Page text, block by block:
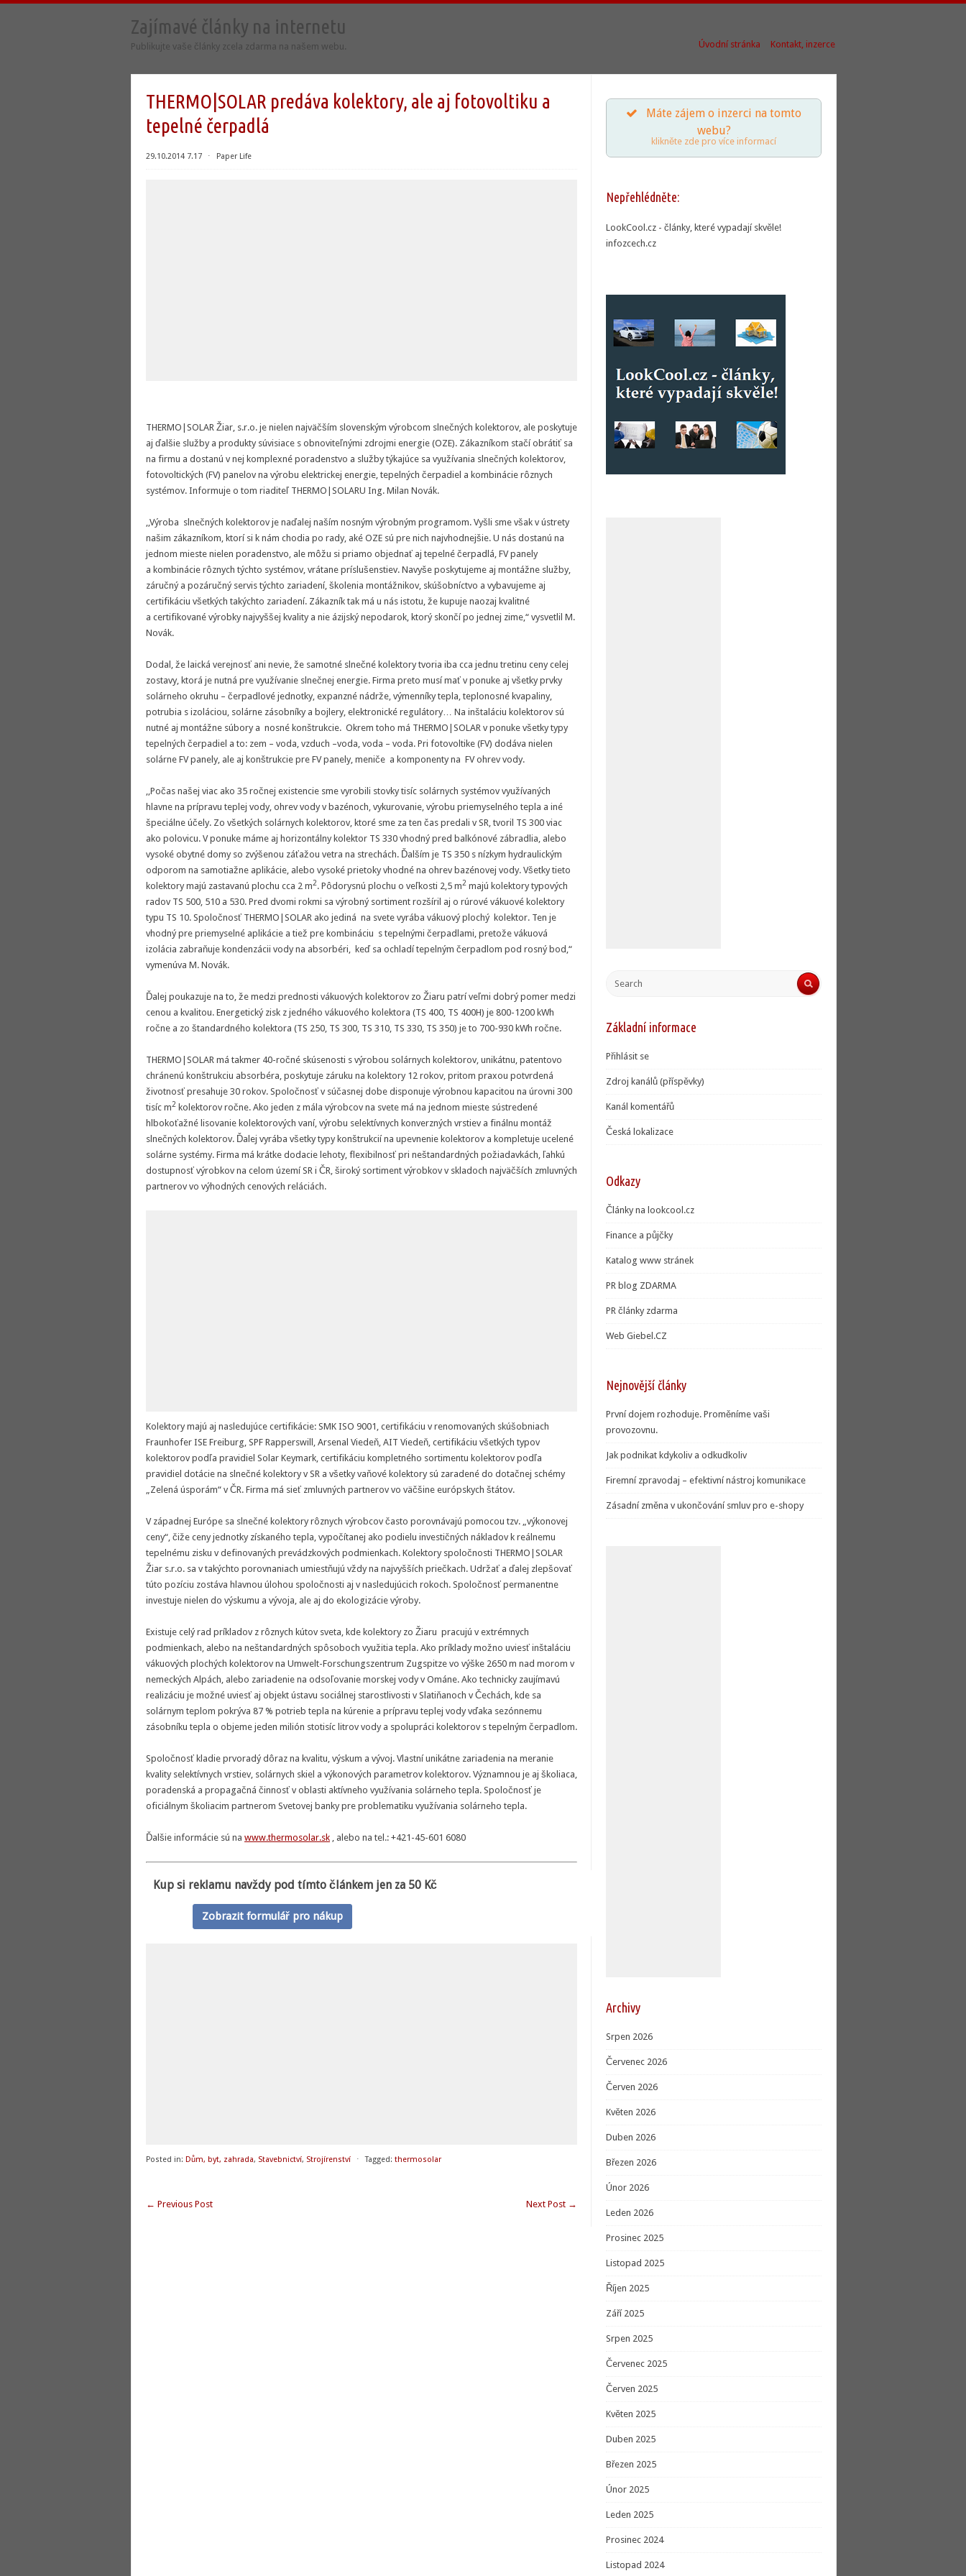
Zajímavé články na internetu
Publikujte vaše články zcela zdarma na našem webu. Kontakt, inzerce
Úvodní stránka
THERMO|SOLAR predáva kolektory, ale aj fotovoltiku a
tepelné čerpadlá
29.10.2014 7.17 ⋅ Paper Life
THERMO|SOLAR Žiar, s.r.o. je nielen najväčším slovenským výrobcom slnečných kolektorov, ale poskytuje
aj ďalšie služby a produkty súvisiace s obnoviteľnými zdrojmi energie (OZE). Zákazníkom stačí obrátiť sa
na firmu a dostanú v nej komplexné poradenstvo a služby týkajúce sa využívania slnečných kolektorov,
fotovoltických (FV) panelov na výrobu elektrickej energie, tepelných čerpadiel a kombinácie rôznych
systémov. Informuje o tom riaditeľ THERMO|SOLARU Ing. Milan Novák.
,,Výroba slnečných kolektorov je naďalej naším nosným výrobným programom. Vyšli sme však v ústrety
našim zákazníkom, ktorí si k nám chodia po rady, aké OZE sú pre nich najvhodnejšie. U nás dostanú na
jednom mieste nielen poradenstvo, ale môžu si priamo objednať aj tepelné čerpadlá, FV panely
a kombinácie rôznych týchto systémov, vrátane príslušenstiev. Navyše poskytujeme aj montážne služby,
záručný a pozáručný servis týchto zariadení, školenia montážnikov, skúšobníctvo a vybavujeme aj
certifikáciu všetkých takýchto zariadení. Zákazník tak má u nás istotu, že kupuje naozaj kvalitné
a certifikované výrobky najvyššej kvality a nie ázijský nepodarok, ktorý skončí po jednej zime,“ vysvetlil M.
Novák.
Dodal, že laická verejnosť ani nevie, že samotné slnečné kolektory tvoria iba cca jednu tretinu ceny celej
zostavy, ktorá je nutná pre využívanie slnečnej energie. Firma preto musí mať v ponuke aj všetky prvky
solárneho okruhu – čerpadlové jednotky, expanzné nádrže, výmenníky tepla, teplonosné kvapaliny,
potrubia s izoláciou, solárne zásobníky a bojlery, elektronické regulátory… Na inštaláciu kolektorov sú
nutné aj montážne súbory a nosné konštrukcie. Okrem toho má THERMO|SOLAR v ponuke všetky typy
tepelných čerpadiel a to: zem – voda, vzduch –voda, voda – voda. Pri fotovoltike (FV) dodáva nielen
solárne FV panely, ale aj konštrukcie pre FV panely, meniče a komponenty na FV ohrev vody.
,,Počas našej viac ako 35 ročnej existencie sme vyrobili stovky tisíc solárnych systémov využívaných
hlavne na prípravu teplej vody, ohrev vody v bazénoch, vykurovanie, výrobu priemyselného tepla a iné
špeciálne účely. Zo všetkých solárnych kolektorov, ktoré sme za ten čas predali v SR, tvoril TS 300 viac
ako polovicu. V ponuke máme aj horizontálny kolektor TS 330 vhodný pred balkónové zábradlia, alebo
vysoké obytné domy so zvýšenou záťažou vetra na strechách. Ďalším je TS 350 s nízkym hydraulickým
odporom na samotiažne aplikácie, alebo vysoké prietoky vhodné na ohrev bazénovej vody. Všetky tieto
kolektory majú zastavanú plochu cca 2 m2. Pôdorysnú plochu o veľkosti 2,5 m2 majú kolektory typových
radov TS 500, 510 a 530. Pred dvomi rokmi sa výrobný sortiment rozšíril aj o rúrové vákuové kolektory
typu TS 10. Spoločnosť THERMO|SOLAR ako jediná na svete vyrába vákuový plochý kolektor. Ten je
vhodný pre priemyselné aplikácie a tiež pre kombináciu s tepelnými čerpadlami, pretože vákuová
izolácia zabraňuje kondenzácii vody na absorbéri, keď sa ochladí tepelným čerpadlom pod rosný bod,“
vymenúva M. Novák.
Ďalej poukazuje na to, že medzi prednosti vákuových kolektorov zo Žiaru patrí veľmi dobrý pomer medzi
cenou a kvalitou. Energetický zisk z jedného vákuového kolektora (TS 400, TS 400H) je 800-1200 kWh
ročne a zo štandardného kolektora (TS 250, TS 300, TS 310, TS 330, TS 350) je to 700-930 kWh ročne.
THERMO|SOLAR má takmer 40-ročné skúsenosti s výrobou solárnych kolektorov, unikátnu, patentovo
chránenú konštrukciu absorbéra, poskytuje záruku na kolektory 12 rokov, pritom praxou potvrdená
životnosť presahuje 30 rokov. Spoločnosť v súčasnej dobe disponuje výrobnou kapacitou na úrovni 300
tisíc m2 kolektorov ročne. Ako jeden z mála výrobcov na svete má na jednom mieste sústredené
hlbokoťažné lisovanie kolektorových vaní, výrobu selektívnych konverzných vrstiev a finálnu montáž
slnečných kolektorov. Ďalej vyrába všetky typy konštrukcií na upevnenie kolektorov a kompletuje ucelené
solárne systémy. Firma má krátke dodacie lehoty, flexibilnosť pri neštandardných požiadavkách, ľahkú
dostupnosť výrobkov na celom území SR i ČR, široký sortiment výrobkov v skladoch najväčších zmluvných
partnerov vo výhodných cenových reláciách.
Kolektory majú aj nasledujúce certifikácie: SMK ISO 9001, certifikáciu v renomovaných skúšobniach
Fraunhofer ISE Freiburg, SPF Rapperswill, Arsenal Viedeň, AIT Viedeň, certifikáciu všetkých typov
kolektorov podľa pravidiel Solar Keymark, certifikáciu kompletného sortimentu kolektorov podľa
pravidiel dotácie na slnečné kolektory v SR a všetky vaňové kolektory sú zaradené do dotačnej schémy
„Zelená úsporám“ v ČR. Firma má sieť zmluvných partnerov vo väčšine európskych štátov.
V západnej Európe sa slnečné kolektory rôznych výrobcov často porovnávajú pomocou tzv. „výkonovej
ceny“, čiže ceny jednotky získaného tepla, vypočítanej ako podielu investičných nákladov k reálnemu
tepelnému zisku v definovaných prevádzkových podmienkach. Kolektory spoločnosti THERMO|SOLAR
Žiar s.r.o. sa v takýchto porovnaniach umiestňujú vždy na najvyšších priečkach. Udržať a ďalej zlepšovať
túto pozíciu zostáva hlavnou úlohou spoločnosti aj v nasledujúcich rokoch. Spoločnosť permanentne
investuje nielen do výskumu a vývoja, ale aj do ekologizácie výroby.
Existuje celý rad príkladov z rôznych kútov sveta, kde kolektory zo Žiaru pracujú v extrémnych
podmienkach, alebo na neštandardných spôsoboch využitia tepla. Ako príklady možno uviesť inštaláciu
vákuových plochých kolektorov na Umwelt-Forschungszentrum Zugspitze vo výške 2650 m nad morom v
nemeckých Alpách, alebo zariadenie na odsoľovanie morskej vody v Ománe. Ako technicky zaujímavú
realizáciu je možné uviesť aj objekt ústavu sociálnej starostlivosti v Slatiňanoch v Čechách, kde sa
solárnym teplom pokrýva 87 % potrieb tepla na kúrenie a prípravu teplej vody vďaka sezónnemu
zásobníku tepla o objeme jeden milión stotisíc litrov vody a spolupráci kolektorov s tepelným čerpadlom.
Spoločnosť kladie prvoradý dôraz na kvalitu, výskum a vývoj. Vlastní unikátne zariadenia na meranie
kvality selektívnych vrstiev, solárnych skiel a výkonových parametrov kolektorov. Významnou je aj školiaca,
poradenská a propagačná činnosť v oblasti aktívneho využívania solárneho tepla. Spoločnosť je
oficiálnym školiacim partnerom Svetovej banky pre problematiku využívania solárneho tepla.
Ďalšie informácie sú na www.thermosolar.sk , alebo na tel.: +421-45-601 6080
Kup si reklamu navždy pod tímto článkem jen za 50 Kč
Zobrazit formulář pro nákup
Posted in: Dům, byt, zahrada, Stavebnictví, Strojírenství ⋅ Tagged: thermosolar
← Previous Post Next Post →
Máte zájem o inzerci na tomto
webu?
klikněte zde pro více informací
Nepřehlédněte:
LookCool.cz - články, které vypadají skvěle!
infozcech.cz
Základní informace
Přihlásit se
Zdroj kanálů (příspěvky)
Kanál komentářů
Česká lokalizace
Odkazy
Články na lookcool.cz
Finance a půjčky
Katalog www stránek
PR blog ZDARMA
PR články zdarma
Web Giebel.CZ
Nejnovější články
První dojem rozhoduje. Proměníme vaši
provozovnu.
Jak podnikat kdykoliv a odkudkoliv
Firemní zpravodaj – efektivní nástroj komunikace
Zásadní změna v ukončování smluv pro e-shopy
Archivy
Srpen 2026
Červenec 2026
Červen 2026
Květen 2026
Duben 2026
Březen 2026
Únor 2026
Leden 2026
Prosinec 2025
Listopad 2025
Říjen 2025
Září 2025
Srpen 2025
Červenec 2025
Červen 2025
Květen 2025
Duben 2025
Březen 2025
Únor 2025
Leden 2025
Prosinec 2024
Listopad 2024